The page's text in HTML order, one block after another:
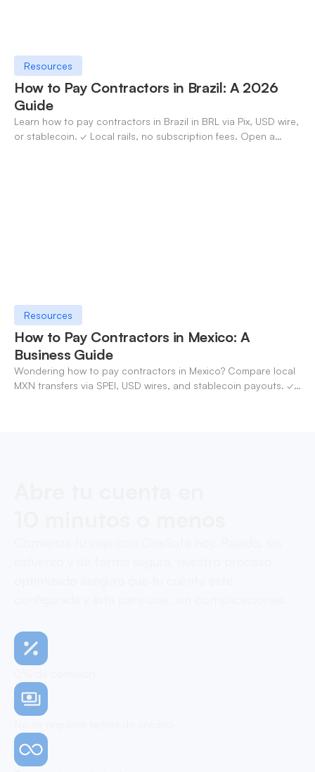
Resources
How to Pay Contractors in Brazil: A 2026
Guide
Learn how to pay contractors in Brazil in BRL via Pix, USD wire,
or stablecoin. ✓ Local rails, no subscription fees. Open a
Resources
How to Pay Contractors in Mexico: A
Business Guide
Wondering how to pay contractors in Mexico? Compare local
MXN transfers via SPEI, USD wires, and stablecoin payouts. ✓